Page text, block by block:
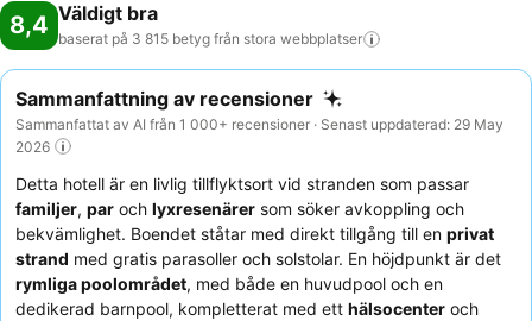
8,4 Väldigt bra
baserat på 3 815 betyg från stora webbplatser
Sammanfattning av recensioner
Sammanfattat av AI från 1 000+ recensioner · Senast uppdaterad: 29 May
2026
Detta hotell är en livlig tillflyktsort vid stranden som passar
familjer, par och lyxresenärer som söker avkoppling och
bekvämlighet. Boendet ståtar med direkt tillgång till en privat
strand med gratis parasoller och solstolar. En höjdpunkt är det
rymliga poolområdet, med både en huvudpool och en
dedikerad barnpool, kompletterat med ett hälsocenter och